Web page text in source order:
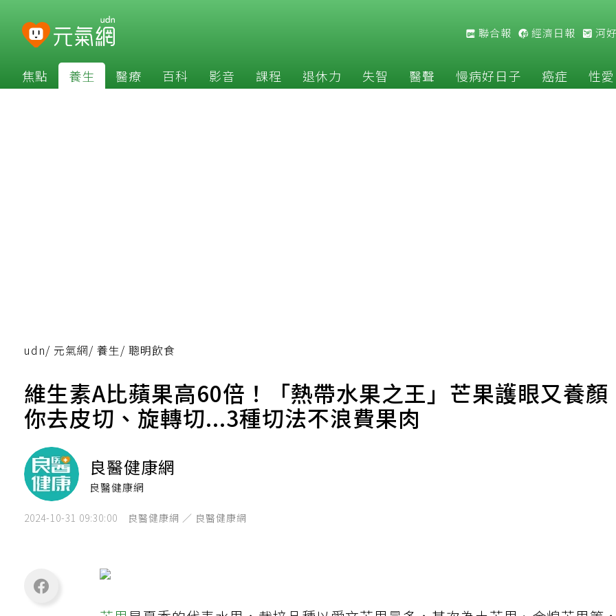
聯合報 經濟日報 河
焦點 養生 醫療 百科 影音 課程 退休力 失智 醫聲 慢病好日子 癌症 性愛
udn/ 元氣網/ 養生/ 聰明飲食
維生素A比蘋果高60倍！「熱帶水果之王」芒果護眼又養
你去皮切、旋轉切...3種切法不浪費果肉
良醫健康網
良醫健康網
2024-10-31 09:30:00 良醫健康網 ／ 良醫健康網